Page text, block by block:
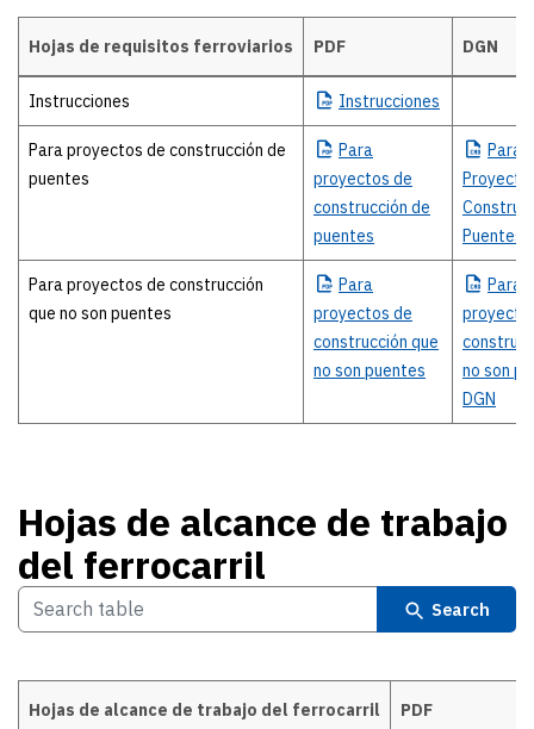
Hojas de requisitos ferroviarios
Hojas de requisitos ferroviarios PDF DGN
Instrucciones Instrucciones
Para proyectos de construcción de
puentes
Para
proyectos de
construcción de
puentes
Para
Puentes
Para proyectos de construcción
que no son puentes
Para
proyectos de
construcción que
no son puentes
Para
no son
DGN
Hojas de alcance de trabajo
del ferrocarril
Search
Hojas de alcance de trabajo del ferrocarril PDF